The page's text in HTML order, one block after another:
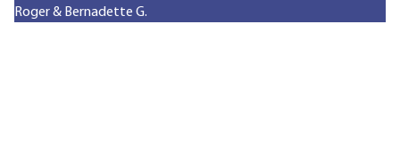
Roger & Bernadette G.